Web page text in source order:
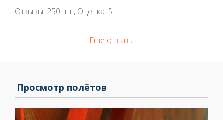
Отзывы: 250 шт., Оценка: 5
Еще отзывы
Просмотр полётов